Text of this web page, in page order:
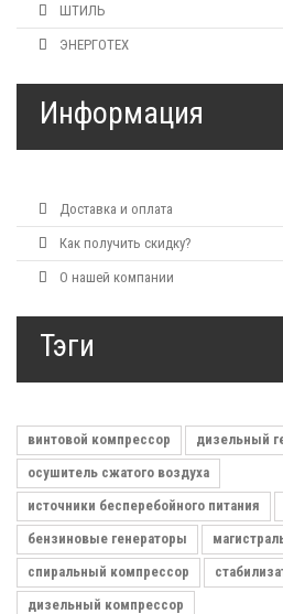
ШТИЛЬ
ЭНЕРГОТЕХ
Информация
Доставка и оплата
Как получить скидку?
О нашей компании
Тэги
винтовой компрессор
дизельный
осушитель сжатого воздуха
источники бесперебойного питания
бензиновые генераторы
спиральный компрессор
дизельный компрессор